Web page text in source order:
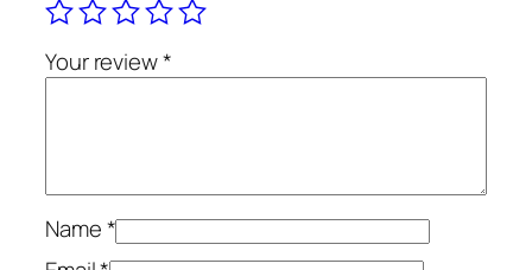
2
0
2
e
r
s
Your review*
Name*